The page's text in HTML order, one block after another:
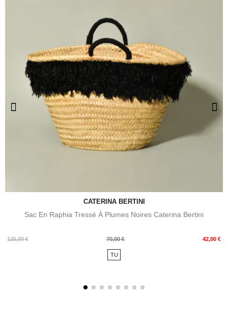
CATERINA BERTINI
Sac En Raphia Tressé À Plumes Noires Caterina Bertini
125,00 €
Prix
70,00 € 42,00 €
Prix
TU